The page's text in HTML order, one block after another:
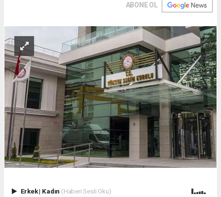
ABONE OL
Erkek| Kadın (Haberi Sesli Oku)